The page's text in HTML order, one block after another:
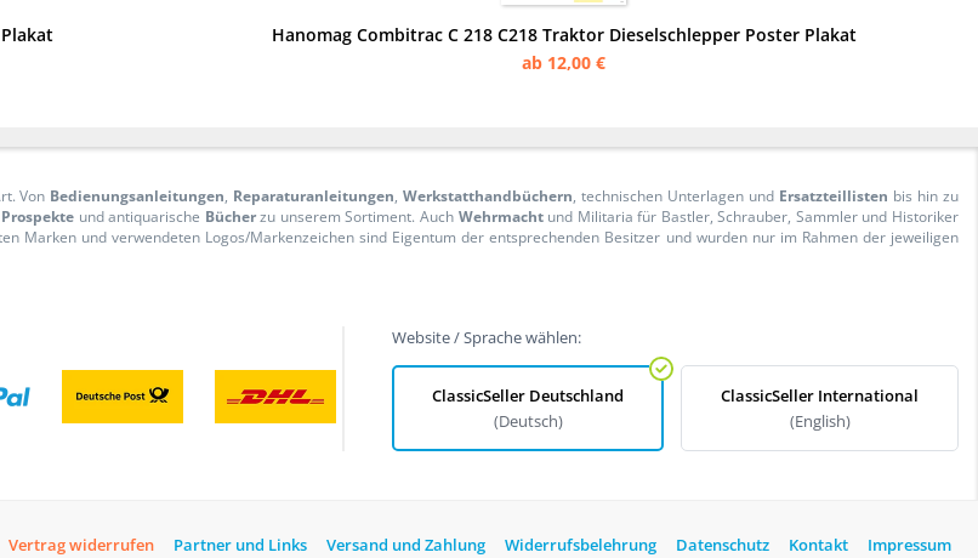
Hanomag Combitrac C 218 C218 Traktor Dieselschlepper Poster Plakat
ab 12,00 €
Von Bedienungsanleitungen, Reparaturanleitungen,Werkstatthandbüchern, technischen Unterlagen und Ersatzteillisten bis hin zu
Prospekte und antiquarische Bücherzu unserem Sortiment. Auch Wehrmachtund Militaria für Bastler, Schrauber, Sammler und Historiker
Marken und verwendeten Logos/Markenzeichen sind Eigentum der entsprechenden Besitzer und wurden nur im Rahmen der jeweiligen
Website / Sprache wählen:
ClassicSeller Deutschland
(Deutsch)
ClassicSeller International
(English)
Vertrag widerrufen Partner und Links Versand und Zahlung Widerrufsbelehrung Datenschutz Kontakt Impressum